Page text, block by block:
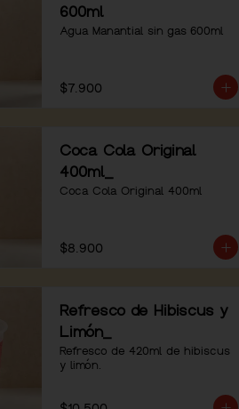
600ml
Agua Manantial sin gas 600ml
$7.900
Coca Cola Original
400ml_
Coca Cola Original 400ml
$8.900
Refresco de Hibiscus y
Limón_
Refresco de 420ml de hibiscus
y limón.